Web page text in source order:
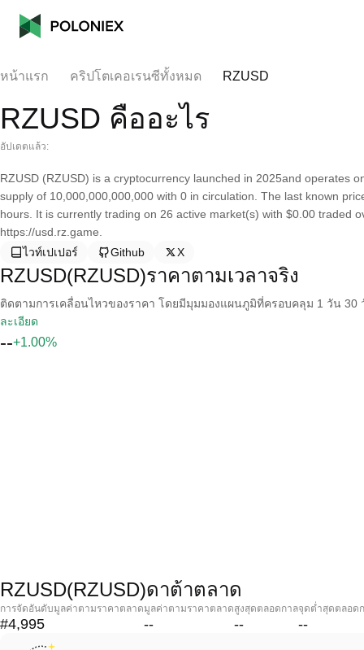
หน้าแรก คริปโตเคอเรนซีทั้งหมด RZUSD
RZUSD คืออะไร
อัปเดตแล้ว:
RZUSD (RZUSD) is a cryptocurrency launched in 2025and operates
supply of 10,000,000,000,000 with 0 in circulation. The last known
hours. It is currently trading on 26 active market(s) with $0.00 traded
https://usd.rz.game.
ไวท์เปเปอร์
Github X
RZUSD(RZUSD)ราคาตามเวลาจริง
ติดตามการเคลื่อนไหวของราคา โดยมีมุมมองแผนภูมิที่ครอบคลุม 1 วัน 30
ละเอียด
--+1.00%
RZUSD(RZUSD)ดาต้าตลาด
การจัดอันดับมูลค่าตามราคาตลาด
#4,995
มูลค่าตามราคาตลาด
--
สูงสุดตลอดกาล
--
จุดต่ำสุดตลอด
--